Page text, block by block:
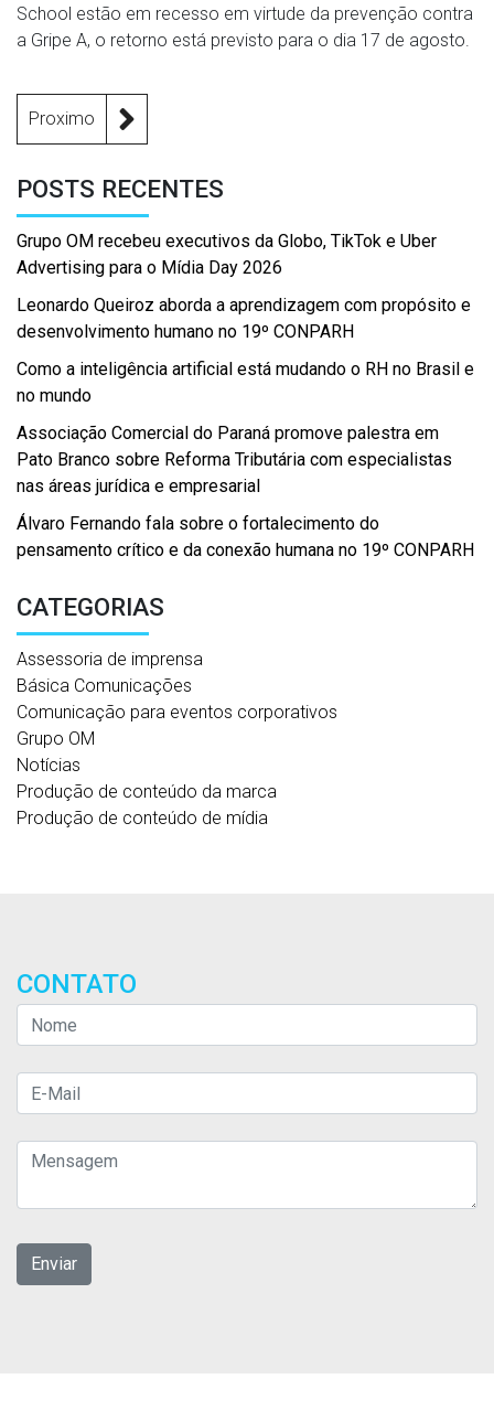
School estão em recesso em virtude da prevenção contra
a Gripe A, o retorno está previsto para o dia 17 de agosto.
Proximo
POSTS RECENTES
Grupo OM recebeu executivos da Globo, TikTok e Uber
Advertising para o Mídia Day 2026
Leonardo Queiroz aborda a aprendizagem com propósito e
desenvolvimento humano no 19º CONPARH
Como a inteligência artificial está mudando o RH no Brasil e
no mundo
Associação Comercial do Paraná promove palestra em
Pato Branco sobre Reforma Tributária com especialistas
nas áreas jurídica e empresarial
Álvaro Fernando fala sobre o fortalecimento do
pensamento crítico e da conexão humana no 19º CONPARH
CATEGORIAS
Assessoria de imprensa
Básica Comunicações
Comunicação para eventos corporativos
Grupo OM
Notícias
Produção de conteúdo da marca
Produção de conteúdo de mídia
CONTATO